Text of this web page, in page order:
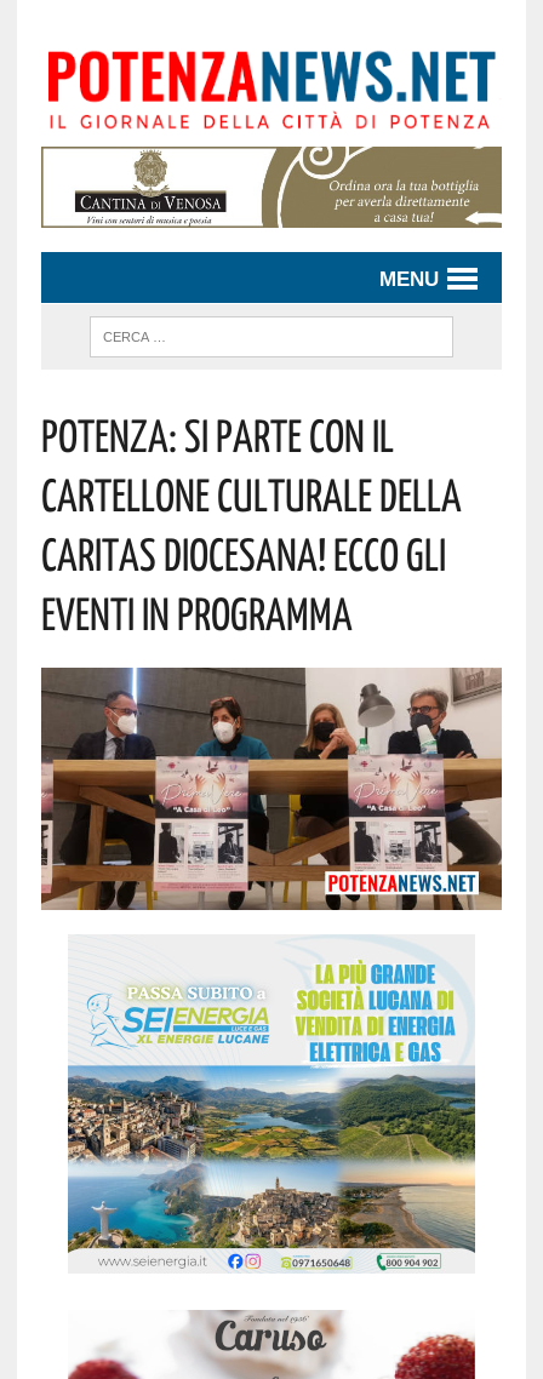
MENU
Potenza: Si Parte Con Il
Cartellone Culturale Della
Caritas Diocesana! Ecco Gli
Eventi In Programma